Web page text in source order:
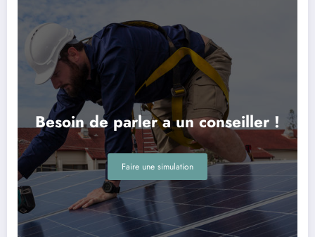
Besoin de parler a un conseiller !
Faire une simulation